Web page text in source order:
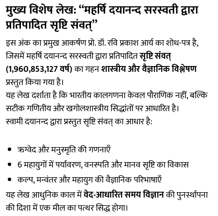
मुख्य विशेष लेख: “महर्षि दयानन्द सरस्वती द्वारा
प्रतिपादित सृष्टि संवत्”
इस अंक का प्रमुख आकर्षण प्रो. डॉ. रवि प्रकाश आर्य का शोध-पत्र है,
जिसमें महर्षि दयानन्द सरस्वती द्वारा प्रतिपादितसृष्टि संवत्
(1,960,853,127 वर्ष)का गहनशास्त्रीय और वैज्ञानिक विश्लेषण
प्रस्तुत किया गया है।
यह लेख दर्शाता है कि भारतीय कालगणना केवल पौराणिक नहीं, बल्कि
सटीक गणितीय और खगोलशास्त्रीय सिद्धांतों पर आधारित है।
स्वामी दयानन्द द्वारा प्रस्तुत सृष्टि संवत् का आधार है:
ऋग्वेद और मनुस्मृति की गणनाएँ
6 महायुगों में पर्यावरण, वनस्पति और मानव सृष्टि का विकास
कल्प, मन्वंतर और महायुग की वैज्ञानिक परिभाषाएँ
यह लेख आधुनिक काल मेंवेद-आधारित समय विज्ञानकी पुनर्स्थापना
की दिशा में एक मील का पत्थर सिद्ध होगा।